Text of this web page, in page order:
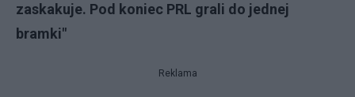
zaskakuje. Pod koniec PRL grali do jednej
bramki"
Reklama